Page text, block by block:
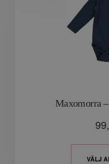
Maxomorra
VÄLJ